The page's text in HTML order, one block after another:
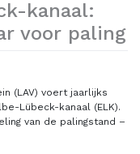
kanaal:
voor paling
(LAV) voert jaarlijks
Lübeck-kanaal (ELK).
van de palingstand –